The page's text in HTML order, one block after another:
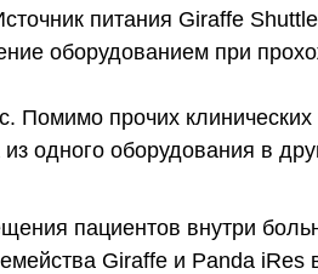
питания Giraffe
оборудованием при
Помимо прочих
одного оборудования в
пациентов внутри
Giraffe и Panda